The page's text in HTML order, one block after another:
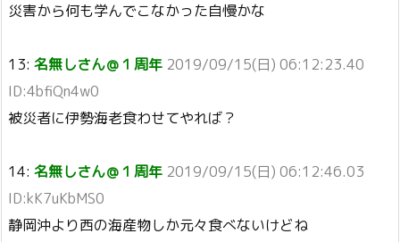
災害から何も学んでこなかった自慢かな
13: 名無しさん＠１周年 2019/09/15(日) 06:12:23.40
ID:4bfiQn4w0
被災者に伊勢海老食わせてやれば？
14: 名無しさん＠１周年 2019/09/15(日) 06:12:46.03
ID:kK7uKbMS0
静岡沖より西の海産物しか元々食べないけどね